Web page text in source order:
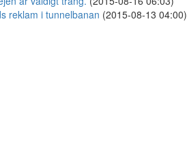
reklam i tunnelbanan (2015-08-13 04:00)